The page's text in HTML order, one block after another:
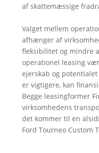
af skattemæssige
Valget mellem
afhænger af
fleksibilitet og mindre
operationel leasing
ejerskab og
er vigtigere, kan
Begge leasingformer
virksomhedens
det kommer til en
Ford Tourneo Custom